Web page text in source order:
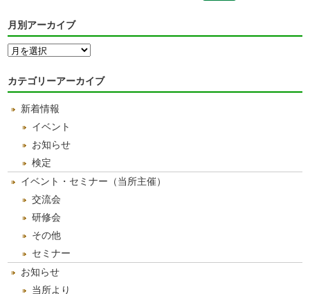
月別アーカイブ
月
ー
イ
カテゴリーアーカイブ
新着情報
イベント
お知らせ
検定
イベント・セミナー（当所主催）
交流会
研修会
その他
セミナー
お知らせ
当所より